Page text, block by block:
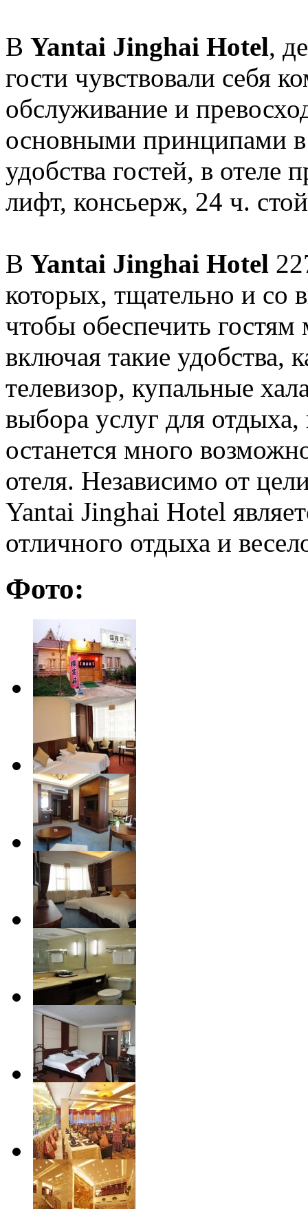
В Yantai Jinghai Hotel,
гости чувствовали себя
обслуживание и
основными принципами в
удобства гостей, в отеле
лифт, консьерж, 24 ч.
В Yantai Jinghai Hotel
которых, тщательно и со
чтобы обеспечить
включая такие удобства,
телевизор, купальные
выбора услуг для отдыха,
останется много
отеля. Независимо от
Yantai Jinghai Hotel
отличного отдыха и
Фото: